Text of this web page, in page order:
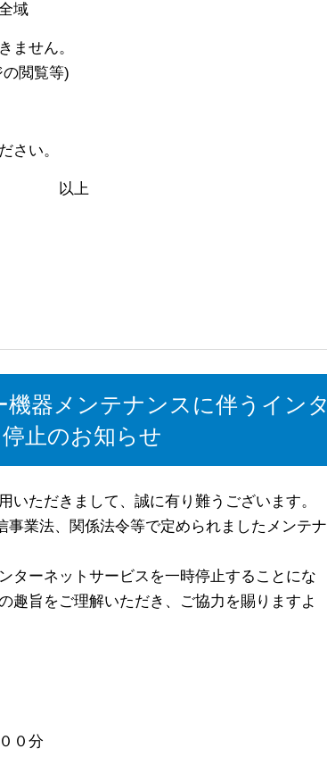
域
ません。
覧等)
さい。
器メンテナンスに伴うインタ
止のお知らせ
ただきまして、誠に有り難うございます。
業法、関係法令等で定められましたメンテナ
ターネットサービスを一時停止することにな
趣旨をご理解いただき、ご協力を賜りますよ
０分